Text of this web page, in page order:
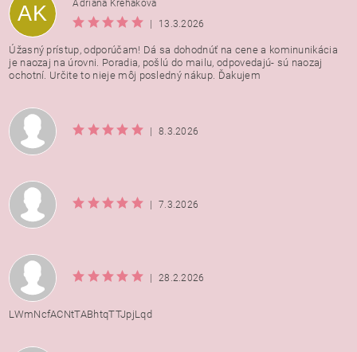
AK
Adriana Krehakova
13.3.2026
Úžasný prístup, odporúčam! Dá sa dohodnúť na cene a kominunikácia
je naozaj na úrovni. Poradia, pošlú do mailu, odpovedajú- sú naozaj
ochotní. Určite to nieje môj posledný nákup. Ďakujem
8.3.2026
7.3.2026
28.2.2026
LWmNcfACNtTABhtqTTJpjLqd